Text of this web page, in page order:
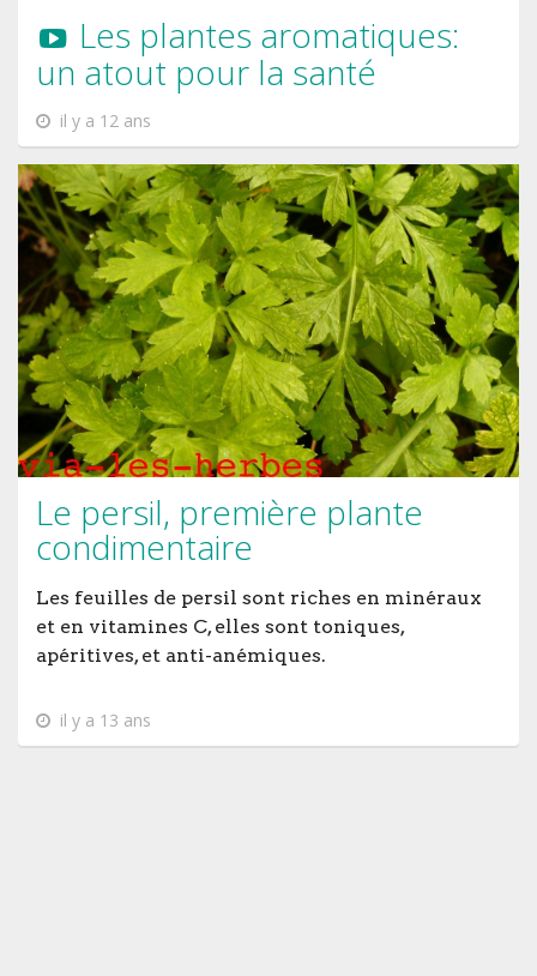
Les plantes aromatiques:
un atout pour la santé
il y a 12 ans
Le persil, première plante
condimentaire
Les feuilles de persil sont riches en minéraux
et en vitamines C, elles sont toniques,
apéritives, et anti-anémiques.
il y a 13 ans